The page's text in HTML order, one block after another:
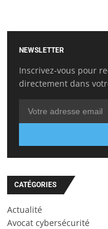
NEWSLETTER
Inscrivez-vous pour
directement dans
CATÉGORIES
Actualité
Avocat cybersécurité